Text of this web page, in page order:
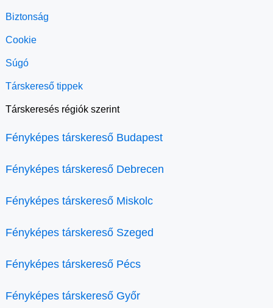
Biztonság
Cookie
Súgó
Társkereső tippek
Társkeresés régiók szerint
Fényképes társkereső Budapest
Fényképes társkereső Debrecen
Fényképes társkereső Miskolc
Fényképes társkereső Szeged
Fényképes társkereső Pécs
Fényképes társkereső Győr